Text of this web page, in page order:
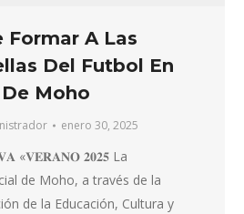
Formar A Las
Del Futbol En
Moho
enero 30, 2025
«𝐕𝐄𝐑𝐀𝐍𝐎 𝟐𝟎𝟐𝟓 La
de Moho, a través de la
de la Educación, Cultura y